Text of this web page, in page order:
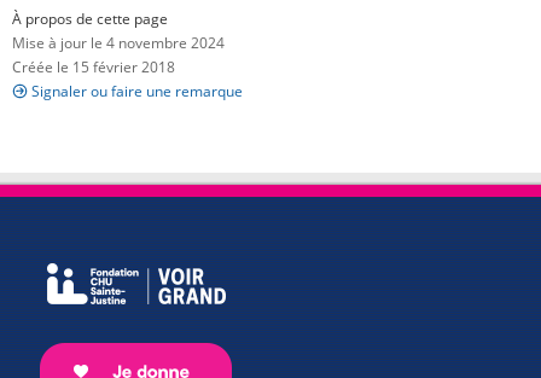
À propos de cette page
Mise à jour le 4 novembre 2024
Créée le 15 février 2018
Signaler ou faire une remarque